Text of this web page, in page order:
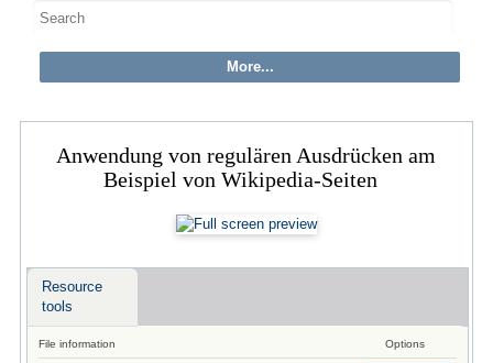
Anwendung von regulären Ausdrücken am
Beispiel von Wikipedia-Seiten
Resource
tools
File information Options